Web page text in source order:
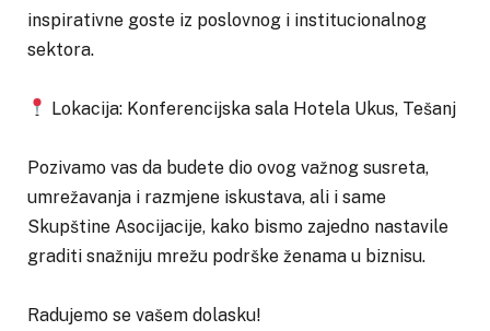
inspirativne goste iz poslovnog i institucionalnog
sektora.
Lokacija: Konferencijska sala Hotela Ukus, Tešanj
Pozivamo vas da budete dio ovog važnog susreta,
umrežavanja i razmjene iskustava, ali i same
Skupštine Asocijacije, kako bismo zajedno nastavile
graditi snažniju mrežu podrške ženama u biznisu.
Radujemo se vašem dolasku!